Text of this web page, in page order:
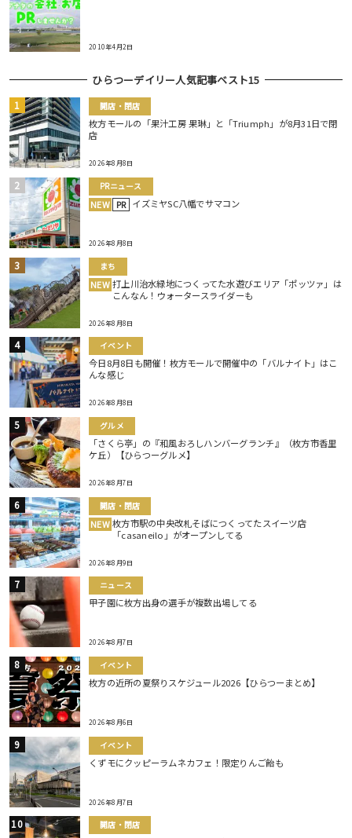
2010年4月2日
ひらつーデイリー人気記事ベスト15
開店・閉店
枚方モールの「果汁工房 果琳」と「Triumph」が8月31日で閉
店
2026年8月8日
PRニュース
NEW PR イズミヤSC八幡でサマコン
2026年8月8日
まち
NEW 打上川治水緑地につくってた水遊びエリア「ポッツァ」は
こんなん！ウォータースライダーも
2026年8月8日
イベント
今日8月8日も開催！枚方モールで開催中の「バルナイト」はこ
んな感じ
2026年8月8日
グルメ
「さくら亭」の『和風おろしハンバーグランチ』（枚方市香里
ケ丘）【ひらつーグルメ】
2026年8月7日
開店・閉店
NEW 枚方市駅の中央改札そばにつくってたスイーツ店
「casaneilo」がオープンしてる
2026年8月9日
ニュース
甲子園に枚方出身の選手が複数出場してる
2026年8月7日
イベント
枚方の近所の夏祭りスケジュール2026【ひらつーまとめ】
2026年8月6日
イベント
くずモにクッピーラムネカフェ！限定りんご飴も
2026年8月7日
開店・閉店